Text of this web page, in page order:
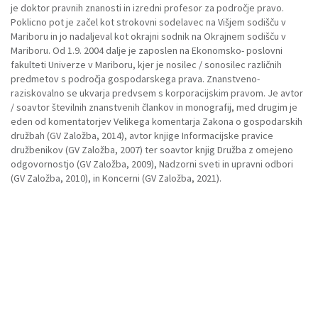
je doktor pravnih znanosti in izredni profesor za področje pravo.
Poklicno pot je začel kot strokovni sodelavec na Višjem sodišču v
Mariboru in jo nadaljeval kot okrajni sodnik na Okrajnem sodišču v
Mariboru. Od 1.9. 2004 dalje je zaposlen na Ekonomsko- poslovni
fakulteti Univerze v Mariboru, kjer je nosilec / sonosilec različnih
predmetov s področja gospodarskega prava. Znanstveno-
raziskovalno se ukvarja predvsem s korporacijskim pravom. Je avtor
/ soavtor številnih znanstvenih člankov in monografij, med drugim je
eden od komentatorjev Velikega komentarja Zakona o gospodarskih
družbah (GV Založba, 2014), avtor knjige Informacijske pravice
družbenikov (GV Založba, 2007) ter soavtor knjig Družba z omejeno
odgovornostjo (GV Založba, 2009), Nadzorni sveti in upravni odbori
(GV Založba, 2010), in Koncerni (GV Založba, 2021).